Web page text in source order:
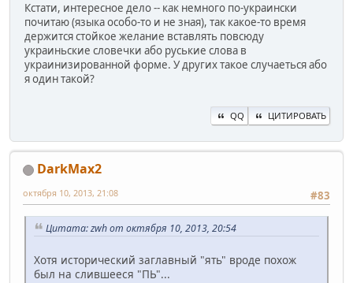
Кстати, интересное дело -- как немного по-украински
почитаю (языка особо-то и не зная), так какое-то время
держится стойкое желание вставлять повсюду
украиньские словечки або руськие слова в
украинизированной форме. У других такое случаеться або
я один такой?
QQ ЦИТИРОВАТЬ
DarkMax2
#83
октября 10, 2013, 21:08
Цитата: zwh от октября 10, 2013, 20:54
Хотя исторический заглавный "ять" вроде похож
был на слившееся "ПЬ"...